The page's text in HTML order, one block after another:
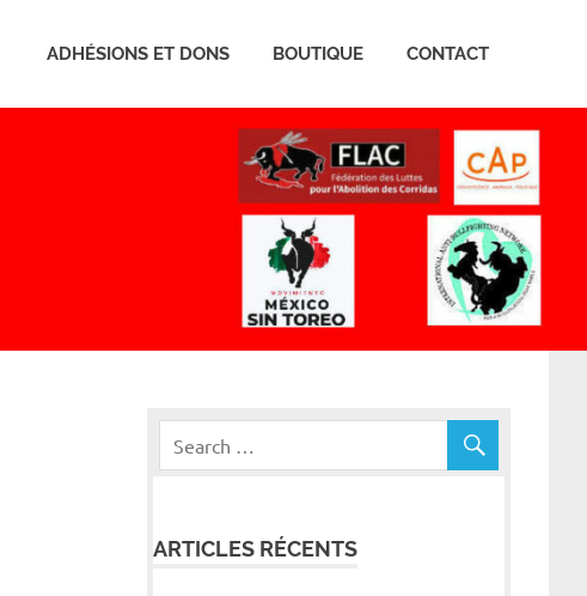
ADHÉSIONS ET DONS BOUTIQUE CONTACT
ARTICLES RÉCENTS